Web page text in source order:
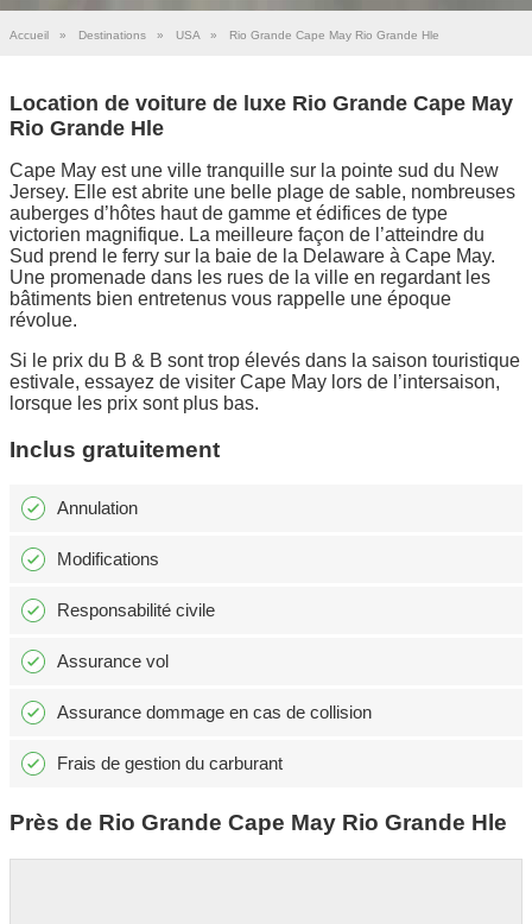
Accueil » Destinations » USA » Rio Grande Cape May Rio Grande Hle
Location de voiture de luxe Rio Grande Cape May
Rio Grande Hle
Cape May est une ville tranquille sur la pointe sud du New
Jersey. Elle est abrite une belle plage de sable, nombreuses
auberges d’hôtes haut de gamme et édifices de type
victorien magnifique. La meilleure façon de l’atteindre du
Sud prend le ferry sur la baie de la Delaware à Cape May.
Une promenade dans les rues de la ville en regardant les
bâtiments bien entretenus vous rappelle une époque
révolue.
Si le prix du B & B sont trop élevés dans la saison touristique
estivale, essayez de visiter Cape May lors de l’intersaison,
lorsque les prix sont plus bas.
Inclus gratuitement
Annulation
Modifications
Responsabilité civile
Assurance vol
Assurance dommage en cas de collision
Frais de gestion du carburant
Près de Rio Grande Cape May Rio Grande Hle